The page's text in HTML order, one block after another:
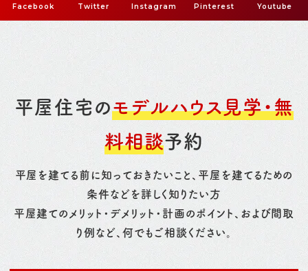
Facebook Twitter Instagram Pinterest Youtube
平屋住宅のモデルハウス見学・無
料相談予約
平屋を建てる前に知っておきたいこと、平屋を建てるための
条件などを詳しく知りたい方
平屋建てのメリット・デメリット・計画のポイント、および間取
り例など、何でもご相談ください。